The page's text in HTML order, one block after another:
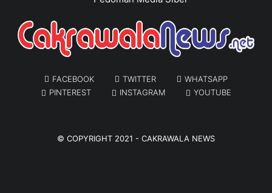
FACEBOOK TWITTER
WHATSAPP
PINTEREST
INSTAGRAM YOUTUBE
© COPYRIGHT 2021 - CAKRAWALA NEWS